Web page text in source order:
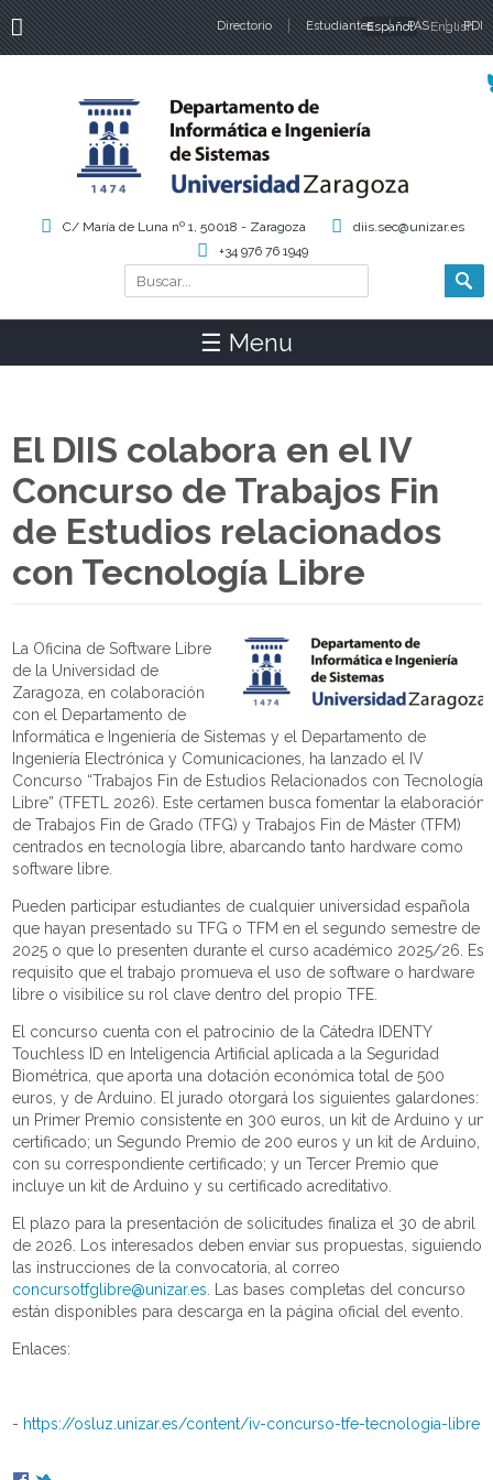
Directorio Estudiantes PAS PDI
Idiomas
Español English
Formulario de búsqueda
Buscar
C/ María de Luna nº 1, 50018 - Zaragoza
diis.sec@unizar.es
+34 976 76 1949
☰ Menu
El DIIS colabora en el IV
Concurso de Trabajos Fin
de Estudios relacionados
con Tecnología Libre
La Oficina de Software Libre
de la Universidad de
Zaragoza, en colaboración
con el Departamento de
Informática e Ingeniería de Sistemas y el Departamento de
Ingeniería Electrónica y Comunicaciones, ha lanzado el IV
Concurso “Trabajos Fin de Estudios Relacionados con Tecnología
Libre” (TFETL 2026). Este certamen busca fomentar la elaboración
de Trabajos Fin de Grado (TFG) y Trabajos Fin de Máster (TFM)
centrados en tecnología libre, abarcando tanto hardware como
software libre.
Pueden participar estudiantes de cualquier universidad española
que hayan presentado su TFG o TFM en el segundo semestre de
2025 o que lo presenten durante el curso académico 2025/26. Es
requisito que el trabajo promueva el uso de software o hardware
libre o visibilice su rol clave dentro del propio TFE.
El concurso cuenta con el patrocinio de la Cátedra IDENTY
Touchless ID en Inteligencia Artificial aplicada a la Seguridad
Biométrica, que aporta una dotación económica total de 500
euros, y de Arduino. El jurado otorgará los siguientes galardones:
un Primer Premio consistente en 300 euros, un kit de Arduino y un
certificado; un Segundo Premio de 200 euros y un kit de Arduino,
con su correspondiente certificado; y un Tercer Premio que
incluye un kit de Arduino y su certificado acreditativo.
El plazo para la presentación de solicitudes finaliza el 30 de abril
de 2026. Los interesados deben enviar sus propuestas, siguiendo
las instrucciones de la convocatoria, al correo
concursotfglibre@unizar.es . Las bases completas del concurso
están disponibles para descarga en la página oficial del evento.
Enlaces:
- https://osluz.unizar.es/content/iv-concurso-tfe-tecnologia-libre